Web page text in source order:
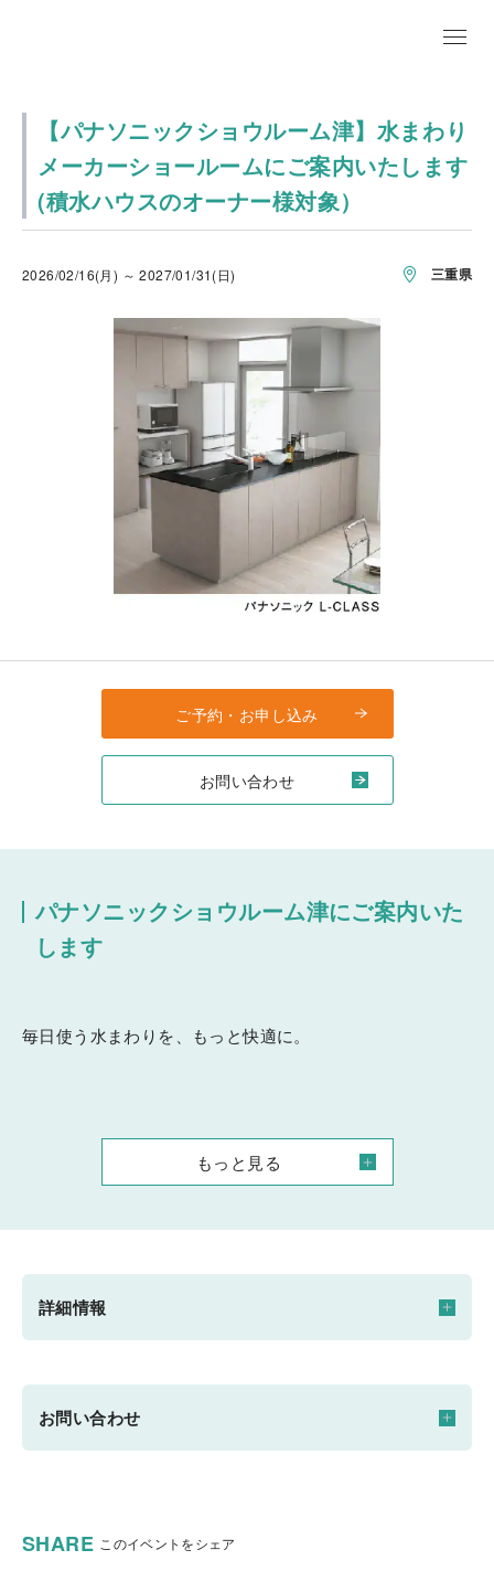
【パナソニックショウルーム津】水まわり
メーカーショールームにご案内いたします
(積水ハウスのオーナー様対象）
2026/02/16(月) ～ 2027/01/31(日) 三重県
ご予約・お申し込み
お問い合わせ
パナソニックショウルーム津にご案内いた
します
もっと見る
毎日使う水まわりを、もっと快適に。
詳細情報
開催日時
三重県津市北丸之内166
お問い合わせ
ンター
SHARE このイベントをシェア